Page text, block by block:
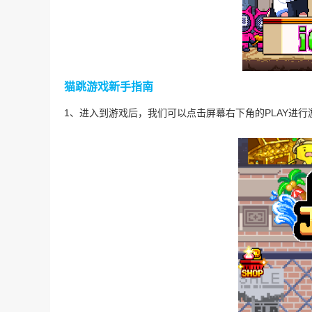
猫跳游戏新手指南
1、进入到游戏后，我们可以点击屏幕右下角的PLAY进行